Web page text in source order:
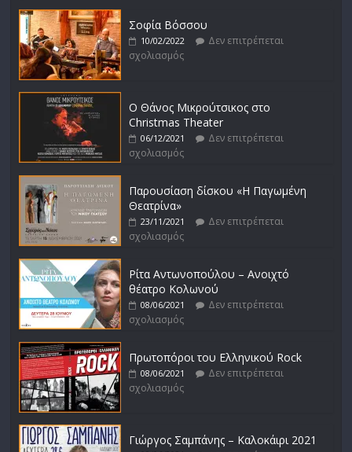
Σοφία Βόσσου
10/02/2022
Δεν επιτρέπεται
σχολιασμός
Ο Θάνος Μικρούτσικος στο
Christmas Theater
06/12/2021
Δεν επιτρέπεται
σχολιασμός
Παρουσίαση δίσκου «Η Παγωμένη
Θεατρίνα»
23/11/2021
Δεν επιτρέπεται
σχολιασμός
Ρίτα Αντωνοπούλου – Ανοιχτό
θέατρο Κολωνού
08/06/2021
Δεν επιτρέπεται
σχολιασμός
Πρωτοπόροι του Ελληνικού Rock
08/06/2021
Δεν επιτρέπεται
σχολιασμός
Γιώργος Σαμπάνης – Καλοκάιρι 2021